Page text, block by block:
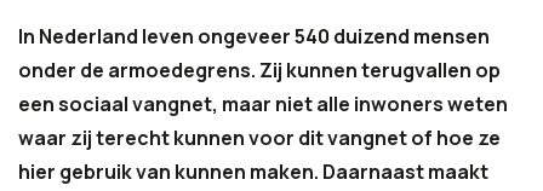
In Nederland leven ongeveer 540 duizend mensen
onder de armoedegrens. Zij kunnen terugvallen op
een sociaal vangnet, maar niet alle inwoners weten
waar zij terecht kunnen voor dit vangnet of hoe ze
hier gebruik van kunnen maken. Daarnaast maakt